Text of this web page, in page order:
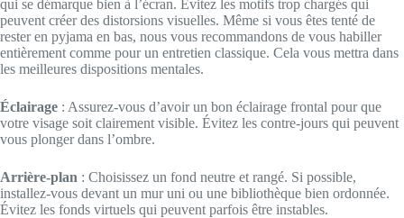
qui se démarque bien à l’écran. Évitez les motifs trop chargés qui
peuvent créer des distorsions visuelles. Même si vous êtes tenté de
rester en pyjama en bas, nous vous recommandons de vous habiller
entièrement comme pour un entretien classique. Cela vous mettra dans
les meilleures dispositions mentales.
Éclairage : Assurez-vous d’avoir un bon éclairage frontal pour que
votre visage soit clairement visible. Évitez les contre-jours qui peuvent
vous plonger dans l’ombre.
Arrière-plan : Choisissez un fond neutre et rangé. Si possible,
installez-vous devant un mur uni ou une bibliothèque bien ordonnée.
Évitez les fonds virtuels qui peuvent parfois être instables.